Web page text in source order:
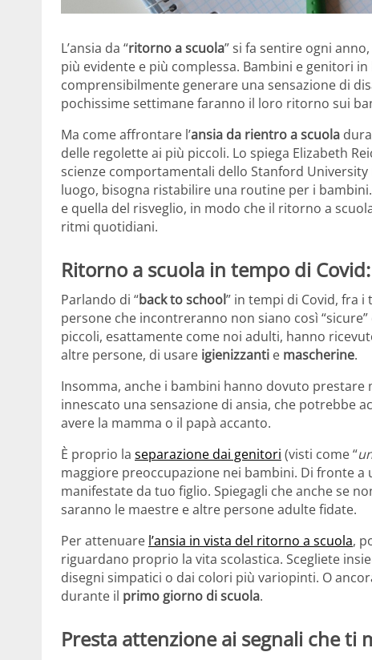
L’ansia da “ritorno a scuola” si fa sentire ogni
più evidente e più complessa. Bambini e genitori
comprensibilmente generare una sensazione di
pochissime settimane faranno il loro ritorno sui
Ma come affrontare l’ansia da rientro a scuola
delle regolette ai più piccoli. Lo spiega Elizabeth
scienze comportamentali dello Stanford University
luogo, bisogna ristabilire una routine per i
e quella del risveglio, in modo che il ritorno a
ritmi quotidiani.
Ritorno a scuola in tempo di
Parlando di “back to school” in tempi di Covid, fra
persone che incontreranno non siano così
piccoli, esattamente come noi adulti, hanno
altre persone, di usare igienizzanti e mascherine.
Insomma, anche i bambini hanno dovuto
innescato una sensazione di ansia, che potrebbe
avere la mamma o il papà accanto.
È proprio la separazione dai genitori (visti come “
maggiore preoccupazione nei bambini. Di fronte
manifestate da tuo figlio. Spiegagli che anche se
saranno le maestre e altre persone adulte fidate.
Per attenuare l’ansia in vista del ritorno a scuola,
riguardano proprio la vita scolastica. Scegliete
disegni simpatici o dai colori più variopinti. O
durante il primo giorno di scuola.
Presta attenzione ai segnali che ti